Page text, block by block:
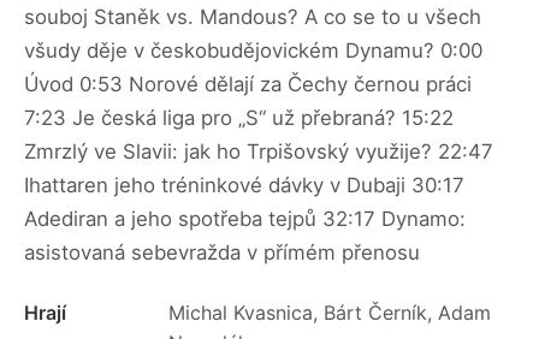
souboj Staněk vs. Mandous? A co se to u všech
všudy děje v českobudějovickém Dynamu? 0:00
Úvod 0:53 Norové dělají za Čechy černou práci
7:23 Je česká liga pro „S“ už přebraná? 15:22
Zmrzlý ve Slavii: jak ho Trpišovský využije? 22:47
Ihattaren jeho tréninkové dávky v Dubaji 30:17
Adediran a jeho spotřeba tejpů 32:17 Dynamo:
asistovaná sebevražda v přímém přenosu
Hrají
Michal Kvasnica, Bárt Černík, Adam